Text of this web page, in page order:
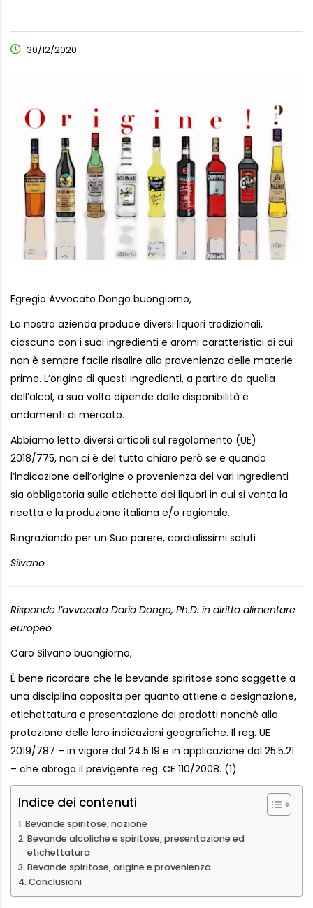
30/12/2020
Egregio Avvocato Dongo buongiorno,
La nostra azienda produce diversi liquori tradizionali,
ciascuno con i suoi ingredienti e aromi caratteristici di cui
non è sempre facile risalire alla provenienza delle materie
prime. L’origine di questi ingredienti, a partire da quella
dell’alcol, a sua volta dipende dalle disponibilità e
andamenti di mercato.
Abbiamo letto diversi articoli sul regolamento (UE)
2018/775, non ci è del tutto chiaro però se e quando
l’indicazione dell’origine o provenienza dei vari ingredienti
sia obbligatoria sulle etichette dei liquori in cui si vanta la
ricetta e la produzione italiana e/o regionale.
Ringraziando per un Suo parere, cordialissimi saluti
Silvano
Risponde l’avvocato Dario Dongo, Ph.D. in diritto alimentare
europeo
Caro Silvano buongiorno,
È bene ricordare che le bevande spiritose sono soggette a
una disciplina apposita per quanto attiene a designazione,
etichettatura e presentazione dei prodotti nonché alla
protezione delle loro indicazioni geografiche. Il reg. UE
2019/787 – in vigore dal 24.5.19 e in applicazione dal 25.5.21
– che abroga il previgente reg. CE 110/2008. (1)
Indice dei contenuti
Bevande spiritose, nozione
Bevande alcoliche e spiritose, presentazione ed
etichettatura
Bevande spiritose, origine e provenienza
Conclusioni